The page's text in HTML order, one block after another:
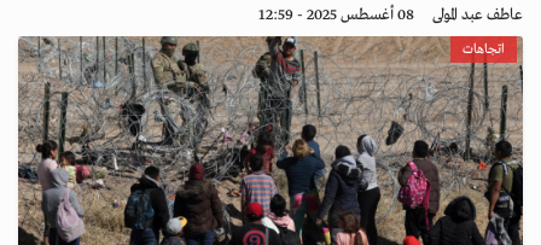
عاطف عبد المولى 08 أغسطس 2025 - 12:59
اتجاهات